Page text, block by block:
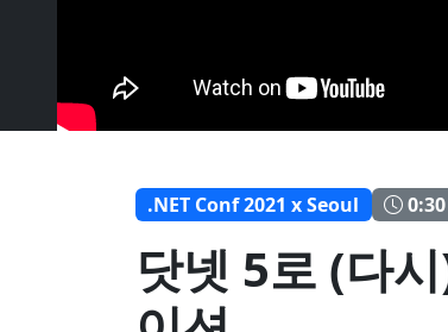
.NET Conf 2021 x Seoul 0:30
닷넷 5로 (다